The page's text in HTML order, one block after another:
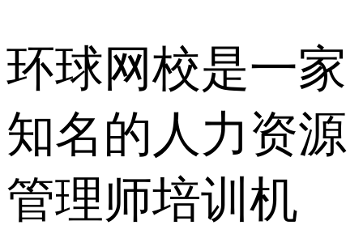
环球网校是一家
知名的人力资源
管理师培训机